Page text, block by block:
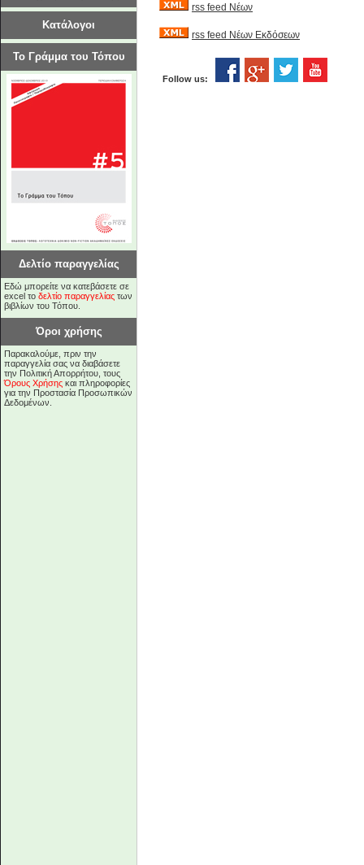
Κατάλογοι
Το Γράμμα του Τόπου
Δελτίο παραγγελίας
Εδώ μπορείτε να κατεβάσετε σε
excel το δελτίο παραγγελίας των
βιβλίων του Τόπου.
Όροι χρήσης
Παρακαλούμε, πριν την
παραγγελία σας να διαβάσετε
την Πολιτική Απορρήτου, τους
Όρους Χρήσης και πληροφορίες
για την Προστασία Προσωπικών
Δεδομένων.
rss feed Νέων
rss feed Νέων Εκδόσεων
Follow us: